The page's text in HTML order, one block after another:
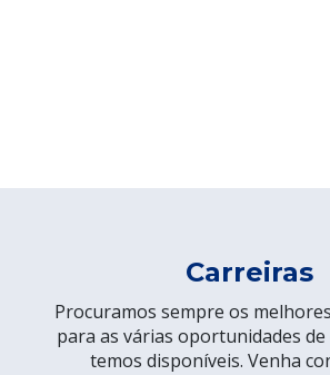
Carreiras
Procuramos sempre os
para as várias oportunidades
temos disponíveis. Venha